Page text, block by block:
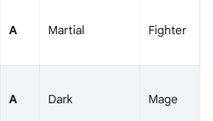
A Martial Fighter
A Dark Mage